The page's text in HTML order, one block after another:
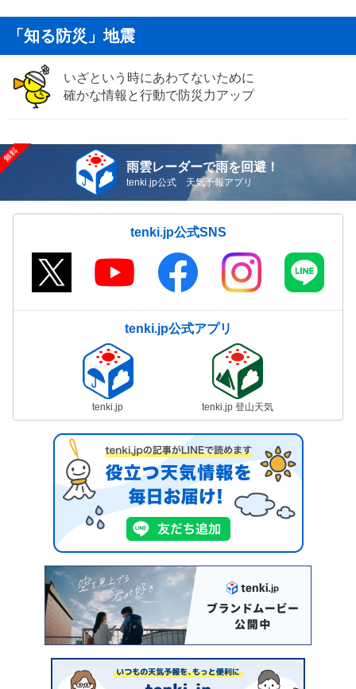
「知る防災」地震
いざという時にあわてないために
確かな情報と行動で防災力アップ
雨雲レーダーで雨を回避！
tenki.jp公式 天気予報アプリ
tenki.jp公式SNS
tenki.jp公式アプリ
tenki.jp tenki.jp 登山天気